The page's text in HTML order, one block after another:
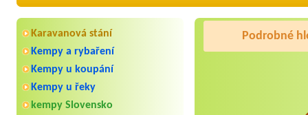
Karavanová stání
Kempy a rybaření
Kempy u koupání
Kempy u řeky
kempy Slovensko
Podrobné